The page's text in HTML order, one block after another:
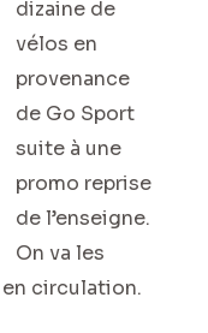
dizaine de
vélos en
provenance
de Go Sport
suite à une
promo reprise
de l’enseigne.
On va les
circulation.